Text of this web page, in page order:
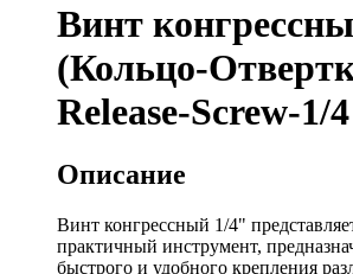
Винт
(Кольцо-
Release-Screw-1/4
Описание
Винт конгрессный 1/4"
практичный инструмент,
быстрого и удобного крепления